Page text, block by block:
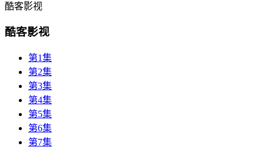
酷客影视
酷客影视
第1集
第2集
第3集
第4集
第5集
第6集
第7集